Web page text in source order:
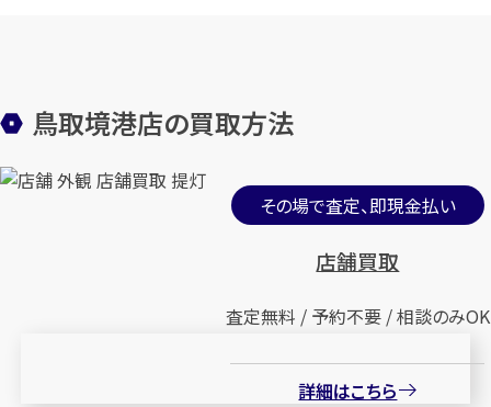
鳥取境港店の買取方法
その場で査定、即現金払い
店舗買取
査定無料 / 予約不要 / 相談のみOK
詳細はこちら